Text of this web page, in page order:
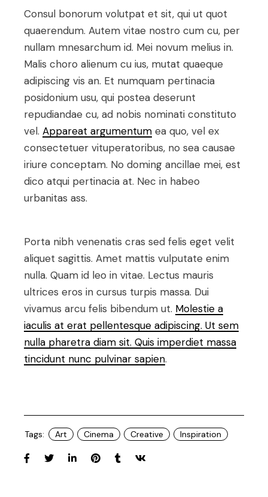
Consul bonorum volutpat et sit, qui ut quot
quaerendum. Autem vitae nostro cum cu, per
nullam mnesarchum id. Mei novum melius in.
Malis choro alienum cu ius, mutat quaeque
adipiscing vis an. Et numquam pertinacia
posidonium usu, qui postea deserunt
repudiandae cu, ad nobis nominati constituto
vel.Appareat argumentum ea quo, vel ex
consectetuer vituperatoribus, no sea causae
iriure conceptam. No doming ancillae mei, est
dico atqui pertinacia at. Nec in habeo
urbanitas ass.
Porta nibh venenatis cras sed felis eget velit
aliquet sagittis. Amet mattis vulputate enim
nulla. Quam id leo in vitae. Lectus mauris
ultrices eros in cursus turpis massa. Dui
vivamus arcu felis bibendum ut. Molestie a
iaculis at erat pellentesque adipiscing. Ut sem
nulla pharetra diam sit. Quis imperdiet massa
tincidunt nunc pulvinar sapien.
Tags: Art Cinema Creative Inspiration